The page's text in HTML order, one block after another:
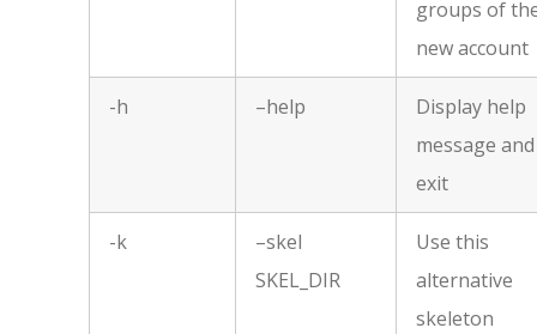
groups of
new account
-h –help
Display help
message and
exit
-k
–skel
SKEL_DIR
Use this
alternative
skeleton